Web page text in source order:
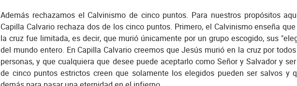
Además rechazamos el Calvinismo de cinco puntos. Para nuestros propósitos
Capilla Calvario rechaza dos de los cinco puntos. Primero, el Calvinismo enseña
la cruz fue limitada, es decir, que murió únicamente por un grupo escogido, sus
del mundo entero. En Capilla Calvario creemos que Jesús murió en la cruz por
personas, y que cualquiera que desee puede aceptarlo como Señor y Salvador y
de cinco puntos estrictos creen que solamente los elegidos pueden ser salvos y